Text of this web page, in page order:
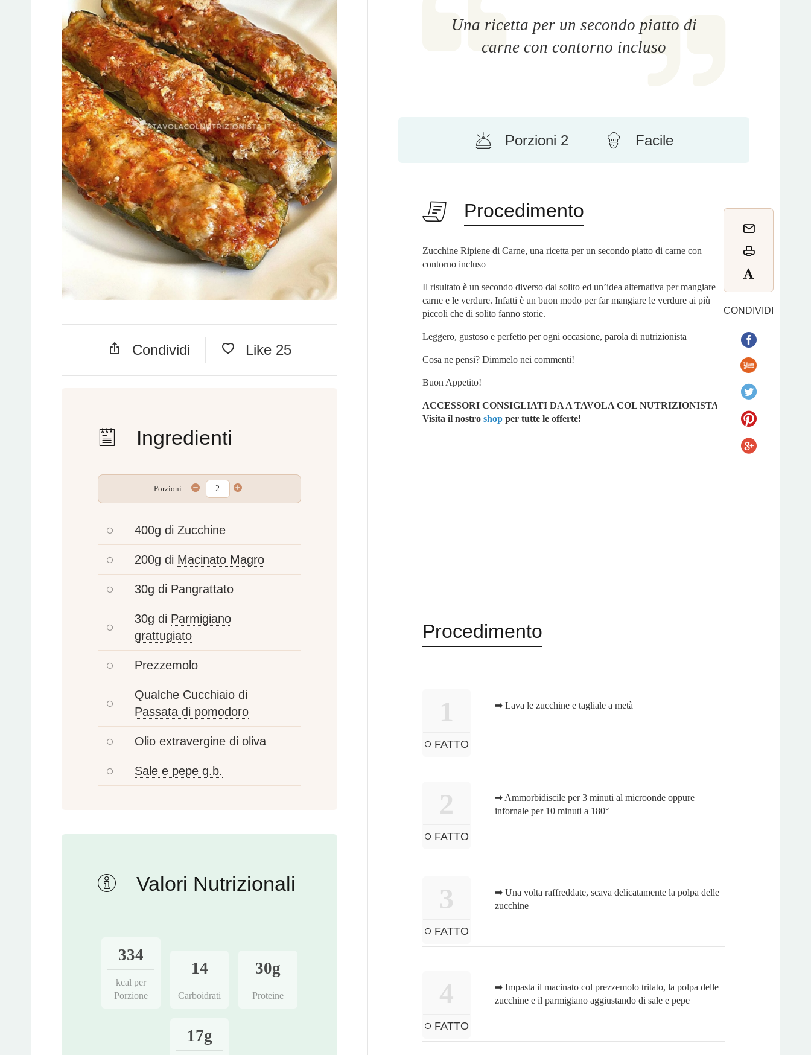
Condividi Like 25
Ingredienti
Porzioni
400g di Zucchine
200g di Macinato Magro
30g di Pangrattato
30g di Parmigiano
grattugiato
Prezzemolo
Qualche Cucchiaio di
Passata di pomodoro
Olio extravergine di oliva
Sale e pepe q.b.
Valori Nutrizionali
334
kcal per
Porzione
14
Carboidrati
30g
Proteine
17g
Una ricetta per un secondo piatto di
carne con contorno incluso
Porzioni 2 Facile
Procedimento
CONDIVIDI
Zucchine Ripiene di Carne, una ricetta per un secondo piatto di carne con
contorno incluso
Il risultato è un secondo diverso dal solito ed un’idea alternativa per mangiare la
carne e le verdure. Infatti è un buon modo per far mangiare le verdure ai più
piccoli che di solito fanno storie.
Leggero, gustoso e perfetto per ogni occasione, parola di nutrizionista
Cosa ne pensi? Dimmelo nei commenti!
Buon Appetito!
ACCESSORI CONSIGLIATI DA A TAVOLA COL NUTRIZIONISTA.
Visita il nostro shop per tutte le offerte!
Procedimento
1
FATTO
➡ Lava le zucchine e tagliale a metà
2
FATTO
➡ Ammorbidiscile per 3 minuti al microonde oppure
infornale per 10 minuti a 180°
3
FATTO
➡ Una volta raffreddate, scava delicatamente la polpa delle
zucchine
4
FATTO
➡ Impasta il macinato col prezzemolo tritato, la polpa delle
zucchine e il parmigiano aggiustando di sale e pepe